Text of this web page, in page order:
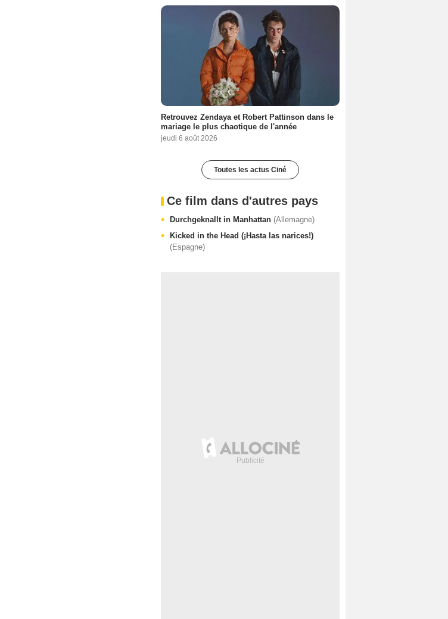
Retrouvez Zendaya et Robert Pattinson dans le
mariage le plus chaotique de l'année
jeudi 6 août 2026
Toutes les actus Ciné
Ce film dans d'autres pays
Durchgeknallt in Manhattan (Allemagne)
Kicked in the Head (¡Hasta las narices!)
(Espagne)